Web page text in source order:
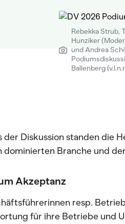
Rebekka Strub,
Hunziker
und Andrea
Ballenberg
der Diskussion standen die
dominierten Branche und
Akzeptanz
resp.
für ihre Betriebe und